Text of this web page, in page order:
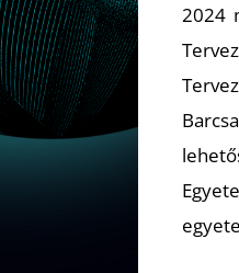
2024